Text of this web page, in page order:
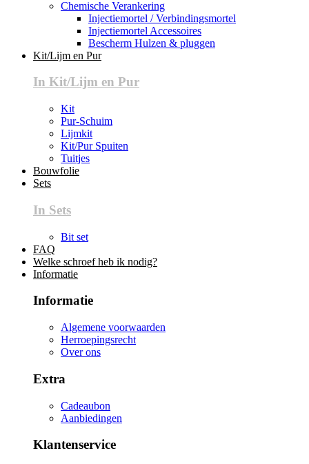
Chemische Verankering
Injectiemortel / Verbindingsmortel
Injectiemortel Accessoires
Bescherm Hulzen & pluggen
Kit/Lijm en Pur
In Kit/Lijm en Pur
Kit
Pur-Schuim
Lijmkit
Kit/Pur Spuiten
Tuitjes
Bouwfolie
Sets
In Sets
Bit set
FAQ
Welke schroef heb ik nodig?
Informatie
Informatie
Algemene voorwaarden
Herroepingsrecht
Over ons
Extra
Cadeaubon
Aanbiedingen
Klantenservice